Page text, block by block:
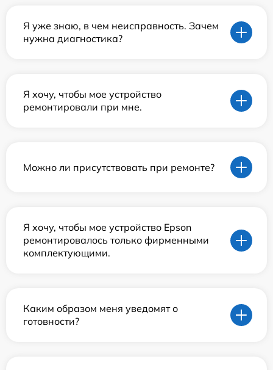
Я уже знаю, в чем неисправность. Зачем
нужна диагностика?
Я хочу, чтобы мое устройство
ремонтировали при мне.
Можно ли присутствовать при ремонте?
Я хочу, чтобы мое устройство Epson
ремонтировалось только фирменными
комплектующими.
Каким образом меня уведомят о
готовности?